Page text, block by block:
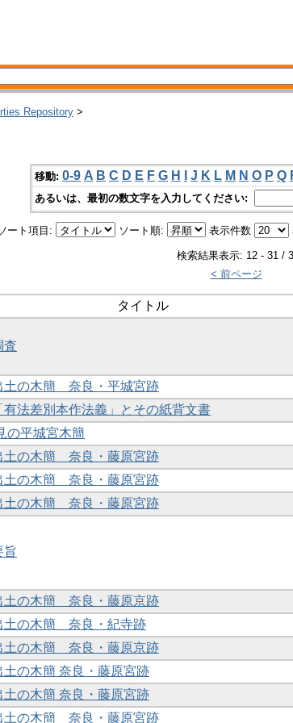
Repository >
移動: 0-9 A B C D E F G H J K L M N O P Q
あるいは、最初の数文字を入力してください:
ート項目: ソート順: 表示件数
検索結果表示: 12 - 31 /
< 前ページ
タイトル
査
土の木簡 奈良・平城宮跡
法差別本作法義」とその紙背文書
の平城宮木簡
土の木簡 奈良・藤原宮跡
土の木簡 奈良・藤原宮跡
土の木簡 奈良・藤原宮跡
旨
土の木簡 奈良・藤原京跡
土の木簡 奈良・紀寺跡
土の木簡 奈良・藤原京跡
の木簡 奈良・藤原宮跡
の木簡 奈良・藤原宮跡
土の木簡 奈良・藤原宮跡